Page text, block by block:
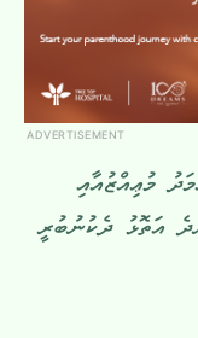
ADVERTISEMENT
މުޢިއްޒުއާއި
އަތޮޅު ދެކުނުބުރީ